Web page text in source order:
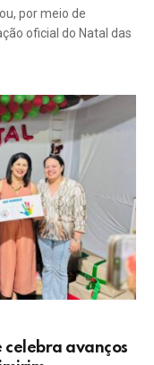
por meio de
oficial do Natal das
avanços